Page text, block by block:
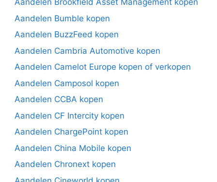
Aandelen Brookfield Asset Management kopen
Aandelen Bumble kopen
Aandelen BuzzFeed kopen
Aandelen Cambria Automotive kopen
Aandelen Camelot Europe kopen of verkopen
Aandelen Camposol kopen
Aandelen CCBA kopen
Aandelen CF Intercity kopen
Aandelen ChargePoint kopen
Aandelen China Mobile kopen
Aandelen Chronext kopen